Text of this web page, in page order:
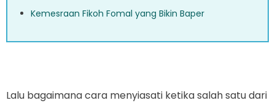
Kemesraan Fikoh Fomal yang Bikin Baper
Lalu bagaimana cara menyiasati ketika salah satu dari